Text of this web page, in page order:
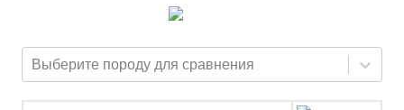
Выберите породу для сравнения